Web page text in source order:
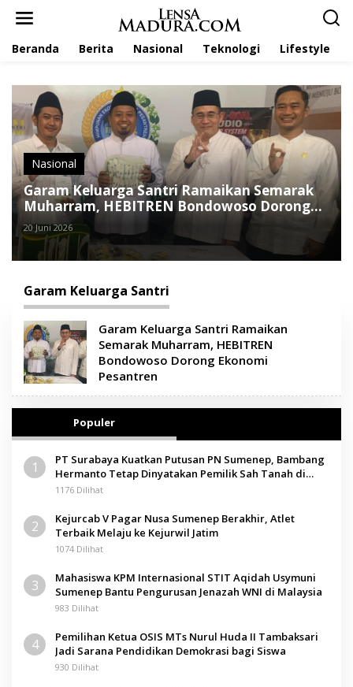
Beranda Berita Nasional Teknologi Lifestyle
Nasional
Garam Keluarga Santri Ramaikan Semarak
Muharram, HEBITREN Bondowoso Dorong
Ekonomi Pesantren
20 Juni 2026
Garam Keluarga Santri
Garam Keluarga Santri Ramaikan
Semarak Muharram, HEBITREN
Bondowoso Dorong Ekonomi
Pesantren
Populer
1
PT Surabaya Kuatkan Putusan PN Sumenep, Bambang
Hermanto Tetap Dinyatakan Pemilik Sah Tanah di
Pamolokan
1176 Dilihat
2
Kejurcab V Pagar Nusa Sumenep Berakhir, Atlet
Terbaik Melaju ke Kejurwil Jatim
1074 Dilihat
3
Mahasiswa KPM Internasional STIT Aqidah Usymuni
Sumenep Bantu Pengurusan Jenazah WNI di Malaysia
983 Dilihat
4
Pemilihan Ketua OSIS MTs Nurul Huda II Tambaksari
Jadi Sarana Pendidikan Demokrasi bagi Siswa
930 Dilihat